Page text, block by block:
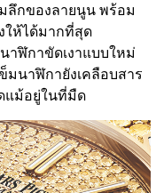
ลึกของลายนูน พร้อม
ให้ได้มากที่สุด
าฬิกาขัดเงาแบบใหม่
มนาฬิกายังเคลือบสาร
แม้อยู่ในที่มืด